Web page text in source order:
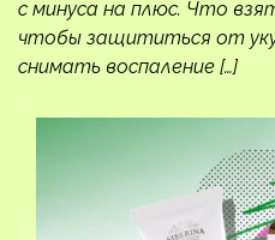
с минуса на плюс. Что
чтобы защититься от
снимать воспаление […]